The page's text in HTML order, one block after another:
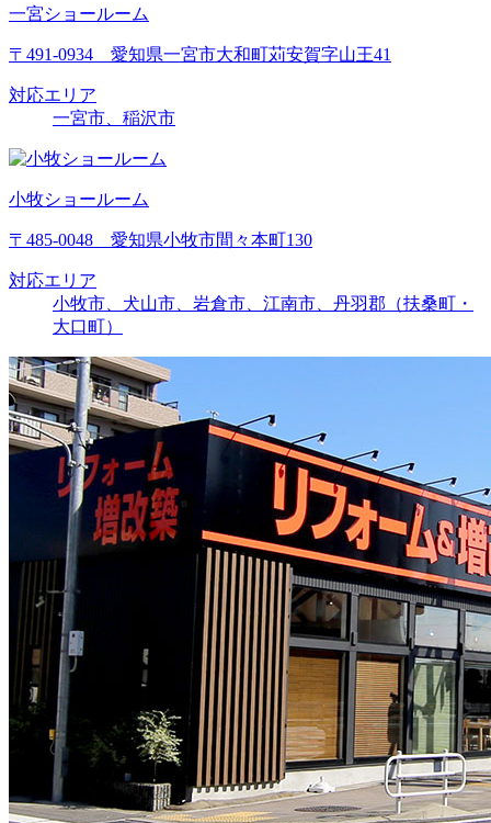
一宮ショールーム
〒491-0934 愛知県一宮市大和町苅安賀字山王41
対応エリア
一宮市、稲沢市
小牧ショールーム
〒485-0048 愛知県小牧市間々本町130
対応エリア
小牧市、犬山市、岩倉市、江南市、丹羽郡（扶桑町・
大口町）